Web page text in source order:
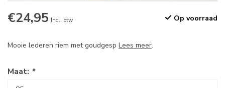
€24,95 Incl. btw Op voorraad
Mooie lederen riem met goudgesp Lees meer.
Maat: *